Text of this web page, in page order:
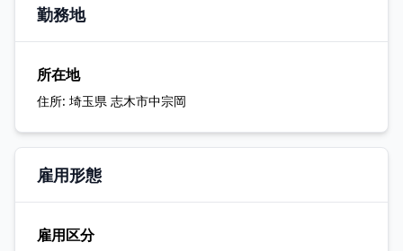
勤務地
所在地
住所: 埼玉県 志木市中宗岡
雇用形態
雇用区分